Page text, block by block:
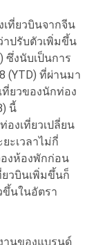
ที่ยวบินจากจีน
าปรับตัวเพิ่มขึ้น
ซึ่งนับเป็นการ
(YTD) ที่ผ่านมา
ที่ยวของนักท่อง
นี้
องเที่ยวเปลี่ยน
ะเวลาไม่กี่
งห้องพักก่อน
ยวบินเพิ่มขึ้นก็
ขึ้นในอัตรา
านของแบรนด์